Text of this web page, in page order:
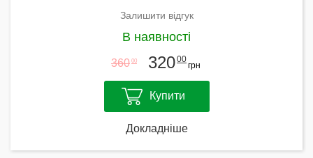
Залишити відгук
В наявності
360 00 32000
грн
Купити
Докладніше